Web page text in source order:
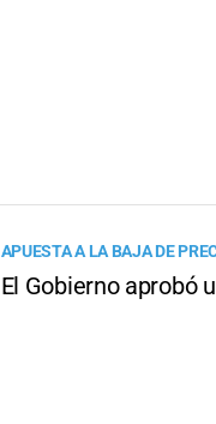
APUESTA A LA BAJA DE
El Gobierno aprobó